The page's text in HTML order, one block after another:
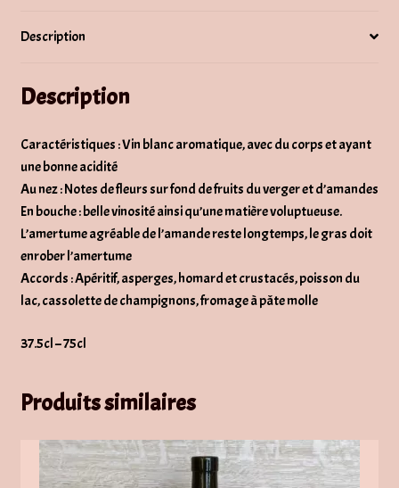
Description
Description
Caractéristiques : Vin blanc aromatique, avec du corps et ayant
une bonne acidité
Au nez : Notes de fleurs sur fond de fruits du verger et d’amandes
En bouche : belle vinosité ainsi qu’une matière voluptueuse.
L’amertume agréable de l’amande reste longtemps, le gras doit
enrober l’amertume
Accords : Apéritif, asperges, homard et crustacés, poisson du
lac, cassolette de champignons, fromage à pâte molle
37.5cl – 75cl
Produits similaires